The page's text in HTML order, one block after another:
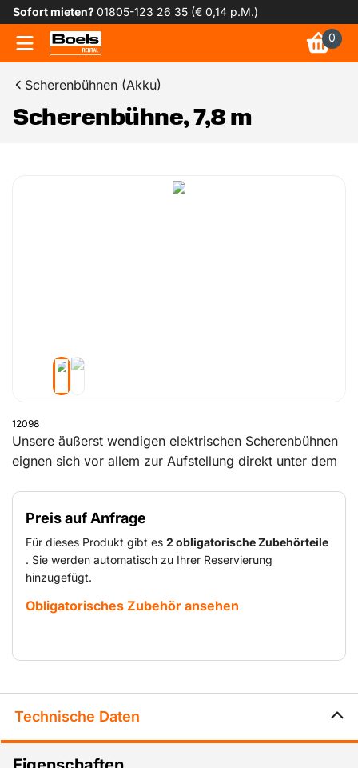
Sofort mieten?01805-123 26 35 (€ 0,14 p.M.)
0
Scherenbühnen (Akku)
Scherenbühne, 7,8 m
12098
Unsere äußerst wendigen elektrischen Scherenbühnen
eignen sich vor allem zur Aufstellung direkt unter dem
Alle Modelle sind kleiner als Teleskopbühnen, verfügen
aber oft über eine höhere Hubleistung. Aufgrund der
größeren Plattform bieten sie außerdem mehr Platz
zum Arbeiten. Hiermit lassen sich Personen und
Materialien sicher bis auf die gewünschte Höhe
befördern, um dort allerlei Arbeiten durchzuführen.
Innenbereich.
Preis auf Anfrage
Für dieses Produkt gibt es 2 obligatorische Zubehörteile
. Sie werden automatisch zu Ihrer Reservierung
hinzugefügt.
Obligatorisches Zubehör ansehen
Technische Daten